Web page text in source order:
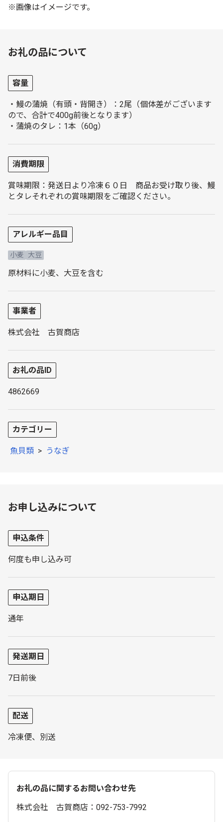
※画像はイメージです。
お礼の品について
容量
・鰻の蒲焼（有頭・背開き）：2尾（個体差がございます
ので、合計で400g前後となります）
・蒲焼のタレ：1本（60g）
消費期限
賞味期限：発送日より冷凍６０日 商品お受け取り後、鰻
とタレそれぞれの賞味期限をご確認ください。
アレルギー品目
小麦 大豆
原材料に小麦、大豆を含む
事業者
株式会社 古賀商店
お礼の品ID
4862669
カテゴリー
魚貝類 > うなぎ
お申し込みについて
申込条件
何度も申し込み可
申込期日
通年
発送期日
7日前後
配送
冷凍便、別送
お礼の品に関するお問い合わせ先
株式会社 古賀商店：092-753-7992